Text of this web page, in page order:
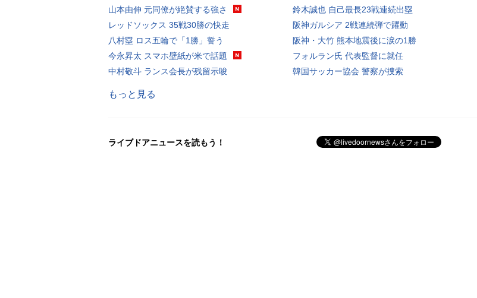
山本由伸 元同僚が絶賛する強さ
レッドソックス 35戦30勝の快走
八村塁 ロス五輪で「1勝」誓う
今永昇太 スマホ壁紙が米で話題
中村敬斗 ランス会長が残留示唆
鈴木誠也 自己最長23戦連続出塁
阪神ガルシア 2戦連続弾で躍動
阪神・大竹 熊本地震後に涙の1勝
フォルラン氏 代表監督に就任
韓国サッカー協会 警察が捜索
もっと見る
ライブドアニュースを読もう！